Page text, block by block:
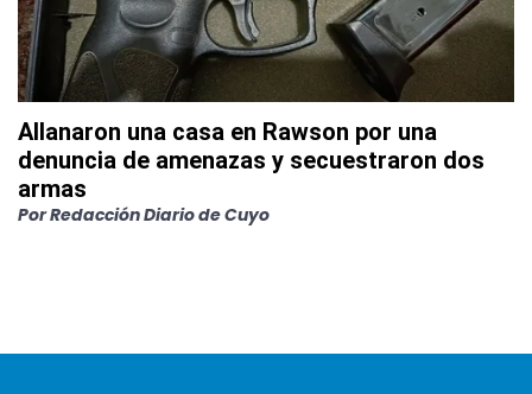
Allanaron una casa en Rawson por una
denuncia de amenazas y secuestraron dos
armas
PorRedacción Diario de Cuyo